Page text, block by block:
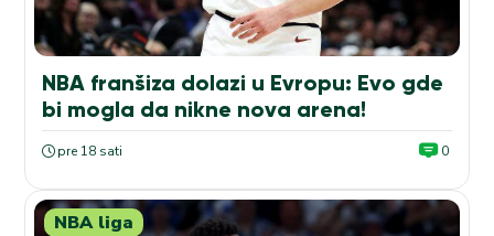
NBA franšiza dolazi u Evropu: Evo gde
bi mogla da nikne nova arena!
pre 18 sati 0
NBA liga